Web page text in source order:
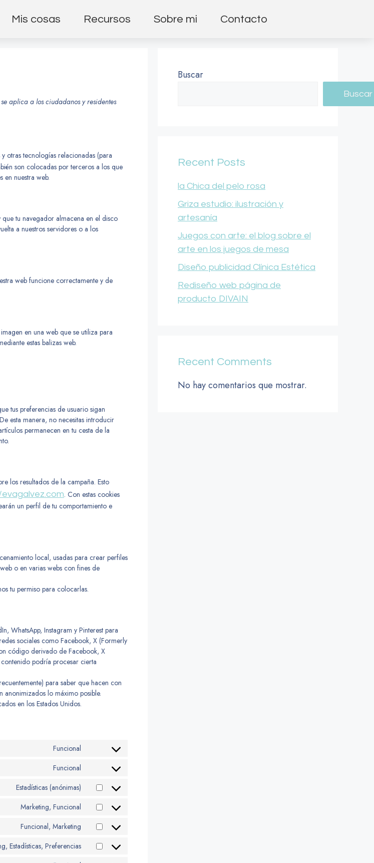
Mis cosas Recursos Sobre mi Contacto
aplica a los ciudadanos y residentes
otras tecnologías relacionadas (para
son colocadas por terceros a los que
en nuestra web.
tu navegador almacena en el disco
a nuestros servidores o a los
web funcione correctamente y de
en una web que se utiliza para
estas balizas web.
tus preferencias de usuario sigan
esta manera, no necesitas introducir
permanecen en tu cesta de la
los resultados de la campaña. Esto
. Con estas cookies
un perfil de tu comportamiento e
local, usadas para crear perfiles
o en varias webs con fines de
tu permiso para colocarlas.
WhatsApp, Instagram y Pinterest para
sociales como Facebook, X (Formerly
código derivado de Facebook, X
podría procesar cierta
para saber que hacen con
anonimizados lo máximo posible.
en los Estados Unidos.
Funcional
Funcional
Estadísticas (anónimas)
Marketing, Funcional
Funcional, Marketing
Estadísticas, Preferencias
Buscar
Buscar
Recent Posts
la Chica del pelo rosa
Griza estudio: ilustración y
artesanía
Juegos con arte: el blog sobre el
arte en los juegos de mesa
Diseño publicidad Clínica Estética
Rediseño web página de
producto DIVAIN
Recent Comments
No hay comentarios que mostrar.